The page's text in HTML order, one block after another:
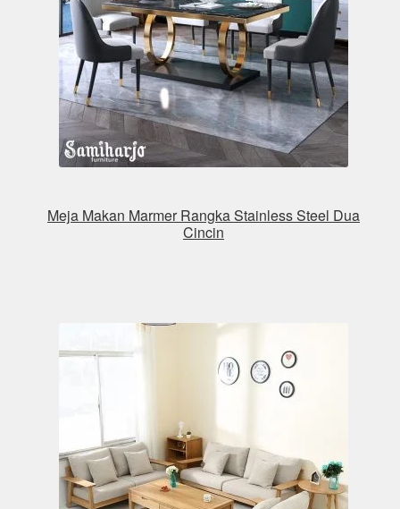
Meja Makan Marmer Rangka Stainless Steel Dua
Cincin